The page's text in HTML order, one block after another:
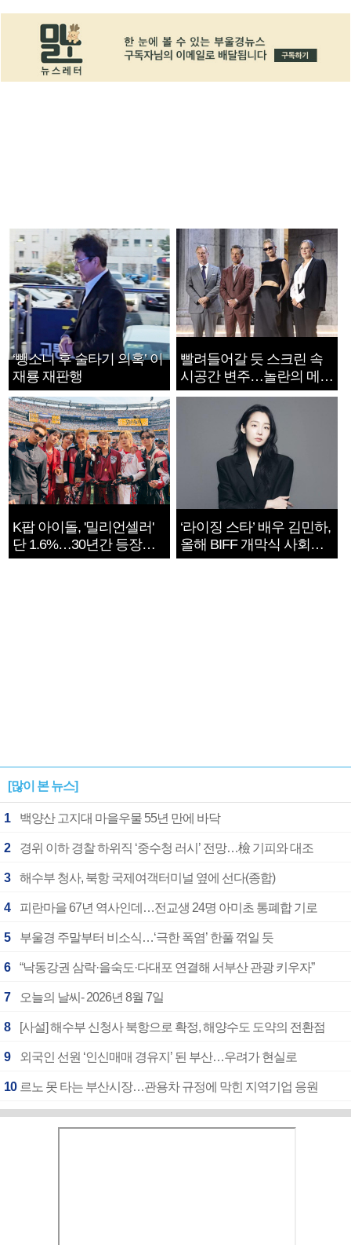
‘뺑소니 후 술타기 의혹’ 이
재룡 재판행
빨려들어갈 듯 스크린 속
시공간 변주…놀란의 메시
지는 ‘전쟁 속죄’
K팝 아이돌, '밀리언셀러'
단 1.6%…30년간 등장
1182개팀 전수조사
‘라이징 스타’ 배우 김민하,
올해 BIFF 개막식 사회자
확정
[많이 본 뉴스]
1 백양산 고지대 마을우물 55년 만에 바닥
2 경위 이하 경찰 하위직 ‘중수청 러시’ 전망…檢 기피와 대조
3 해수부 청사, 북항 국제여객터미널 옆에 선다(종합)
4 피란마을 67년 역사인데…전교생 24명 아미초 통폐합 기로
5 부울경 주말부터 비소식…‘극한 폭염’ 한풀 꺾일 듯
6 “낙동강권 삼락·을숙도·다대포 연결해 서부산 관광 키우자”
7 오늘의 날씨- 2026년 8월 7일
8 [사설] 해수부 신청사 북항으로 확정, 해양수도 도약의 전환점
9 외국인 선원 ‘인신매매 경유지’ 된 부산…우려가 현실로
10 르노 못 타는 부산시장…관용차 규정에 막힌 지역기업 응원